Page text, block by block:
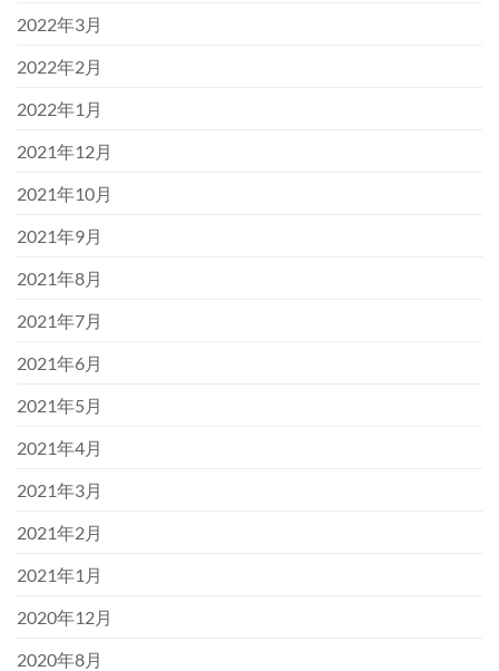
2022年3月
2022年2月
2022年1月
2021年12月
2021年10月
2021年9月
2021年8月
2021年7月
2021年6月
2021年5月
2021年4月
2021年3月
2021年2月
2021年1月
2020年12月
2020年8月